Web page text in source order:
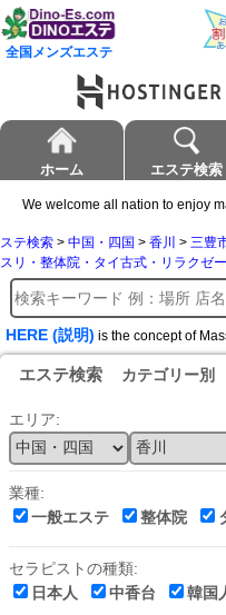
全国メンズエステ
ホーム エステ検索
We welcome all nation to enjoy
ステ検索 > 中国・四国 > 香川 > 三豊
スリ・整体院・タイ古式・リラクゼ
HERE (説明) is the concept of
エステ検索 カテゴリー別
エリア:
業種:
一般エステ
整体院
セラピストの種類:
日本人
中香台 韓国